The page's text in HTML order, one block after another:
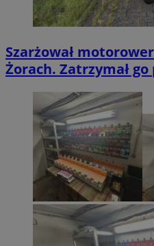
Szarżował
Żorach. Zatrzymał